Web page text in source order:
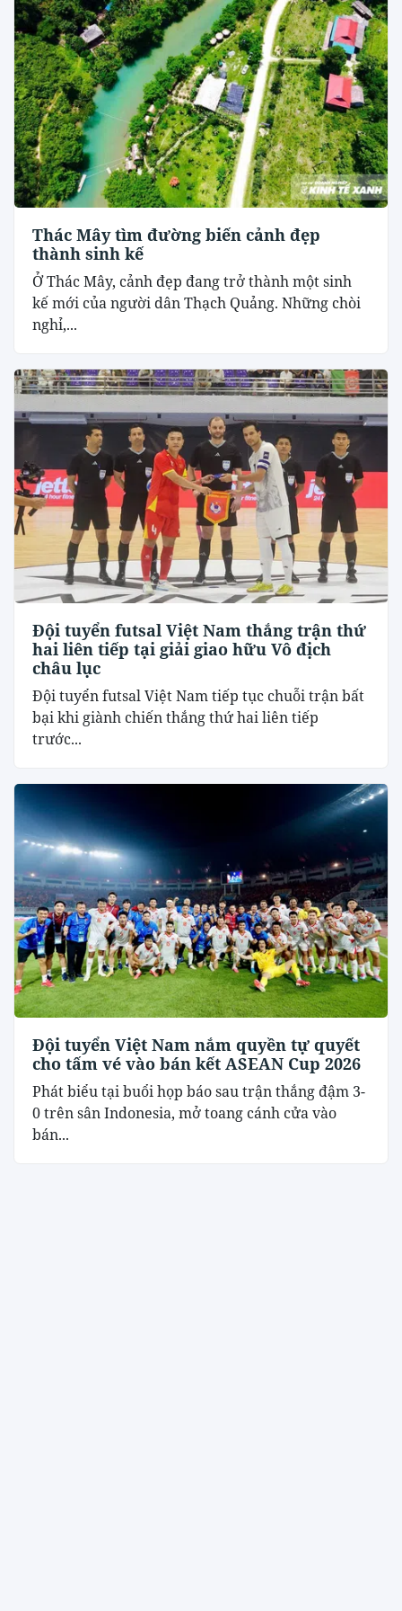
Thác Mây tìm đường biến cảnh đẹp
thành sinh kế
Ở Thác Mây, cảnh đẹp đang trở thành một sinh
kế mới của người dân Thạch Quảng. Những chòi
nghỉ,...
Đội tuyển futsal Việt Nam thắng trận thứ
hai liên tiếp tại giải giao hữu Vô địch
châu lục
Đội tuyển futsal Việt Nam tiếp tục chuỗi trận bất
bại khi giành chiến thắng thứ hai liên tiếp
trước...
Đội tuyển Việt Nam nắm quyền tự quyết
cho tấm vé vào bán kết ASEAN Cup 2026
Phát biểu tại buổi họp báo sau trận thắng đậm 3-
0 trên sân Indonesia, mở toang cánh cửa vào
bán...